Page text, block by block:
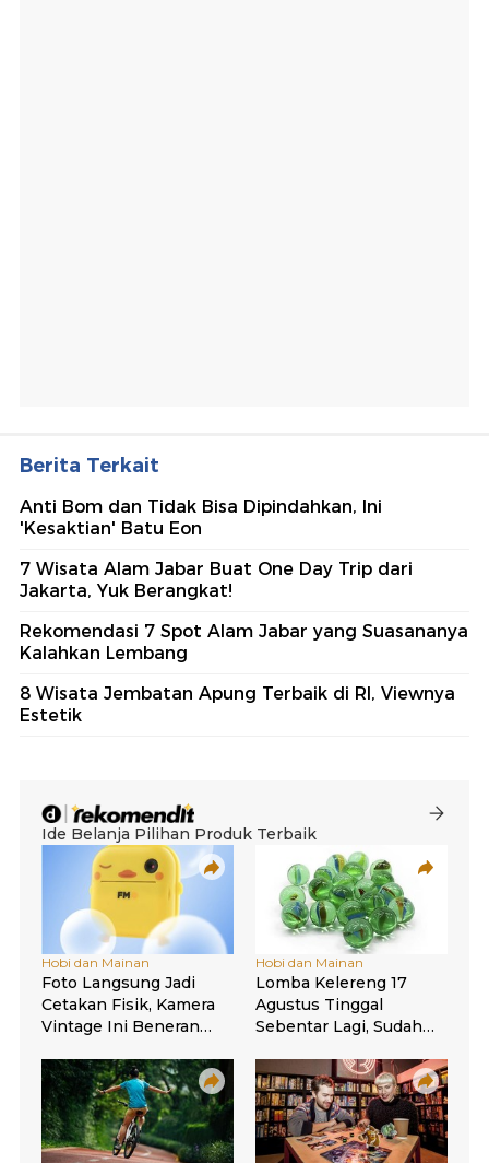
Berita Terkait
Anti Bom dan Tidak Bisa Dipindahkan, Ini
'Kesaktian' Batu Eon
7 Wisata Alam Jabar Buat One Day Trip dari
Jakarta, Yuk Berangkat!
Rekomendasi 7 Spot Alam Jabar yang Suasananya
Kalahkan Lembang
8 Wisata Jembatan Apung Terbaik di RI, Viewnya
Estetik